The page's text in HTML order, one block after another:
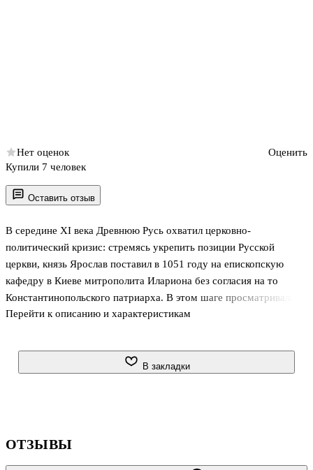
Оставить отзыв
В середине XI века Древнюю Русь охватил церковно-
политический кризис: стремясь укрепить позиции Русской
церкви, князь Ярослав поставил в 1051 году на епископскую
кафедру в Киеве митрополита Илариона без согласия на то
Константинопольского патриарха. В этом шаге просматривалась,
с одной стороны, попытка усилить контроль княжеской власти
комплексное исследование, анализирующее на основе дошедших
Перейти к описанию и характеристикам
Нет оценок
Оценить
Купили 7 человек
В закладки
ОТЗЫВЫ